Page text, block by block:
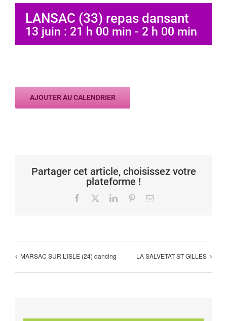
LANSAC (33) repas dansant
13 juin : 21 h 00 min - 2 h 00 min
AJOUTER AU CALENDRIER
Partager cet article, choisissez votre
plateforme !
Facebook LinkedInPinterestEmail
MARSAC SUR L’ISLE (24) dancing LA SALVETAT ST GILLES